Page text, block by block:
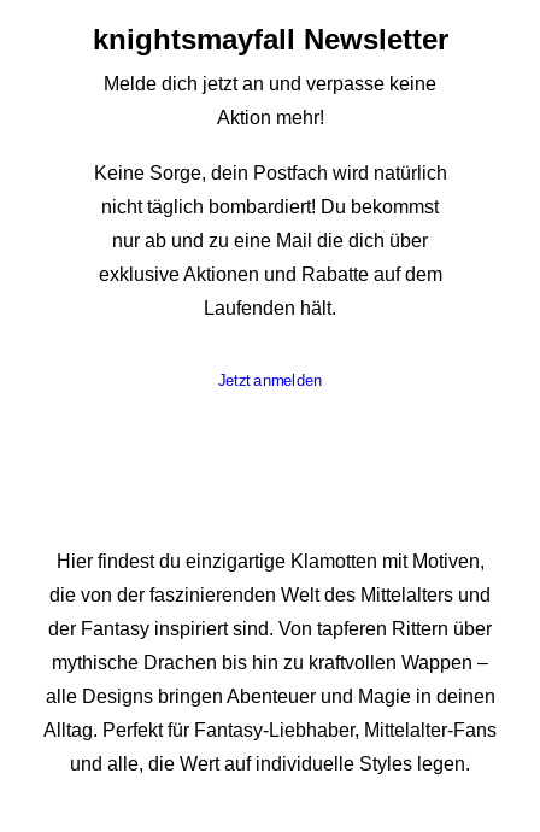
knights­mayfall Newsletter
Melde dich jetzt an und verpasse keine
Aktion mehr!
Keine Sorge, dein Postfach wird natürlich
nicht täglich bombardiert! Du bekommst
nur ab und zu eine Mail die dich über
exklusive Aktionen und Rabatte auf dem
Laufenden hält.
Jetzt anmelden
Hier findest du einzigartige Klamotten mit Motiven,
die von der faszinierenden Welt des Mittelalters und
der Fantasy inspiriert sind. Von tapferen Rittern über
mythische Drachen bis hin zu kraftvollen Wappen –
alle Designs bringen Abenteuer und Magie in deinen
Alltag. Perfekt für Fantasy-Liebhaber, Mittelalter-Fans
und alle, die Wert auf individuelle Styles legen.